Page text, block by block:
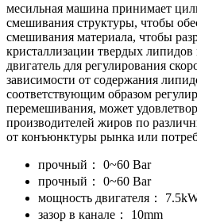
месильная машина принимает
смешивания структуры, чтобы
смешивания материала, чтобы
кристаллизации твердых липидов
двигатель для регулирования
зависимости от содержания
соответствующим образом
перемешивания, может
производителей жиров по
от конъюнктуры рынка или
прочный：
0~60 Bar
прочный：
0~60 Bar
мощность двигателя：
зазор в канале：
10mm